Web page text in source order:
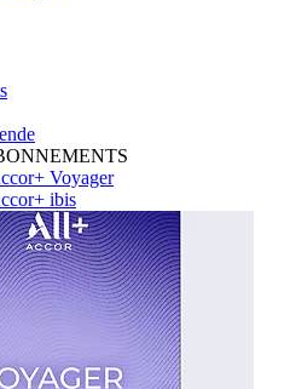
Voyager
ibis